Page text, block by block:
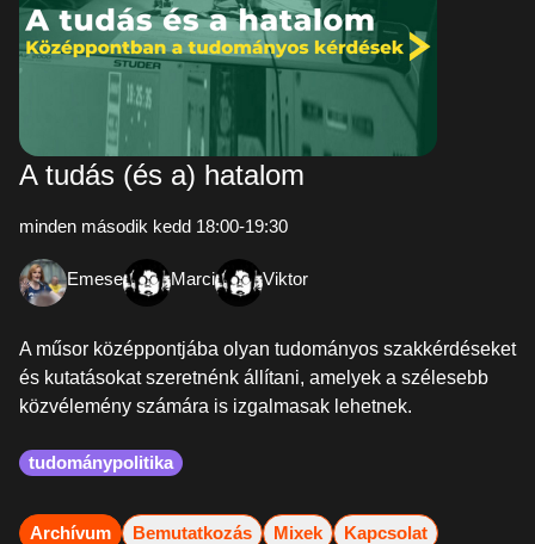
A tudás (és a) hatalom
minden második kedd 18:00-19:30
Emese Marci Viktor
A műsor középpontjába olyan tudományos szakkérdéseket
és kutatásokat szeretnénk állítani, amelyek a szélesebb
közvélemény számára is izgalmasak lehetnek.
tudománypolitika
Archívum Bemutatkozás Mixek
Kapcsolat